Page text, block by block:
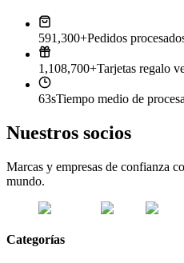
591,300+Pedidos
1,108,700+Tarjetas regalo
63sTiempo medio de
Nuestros socios
Marcas y empresas de confianza
mundo.
Categorías